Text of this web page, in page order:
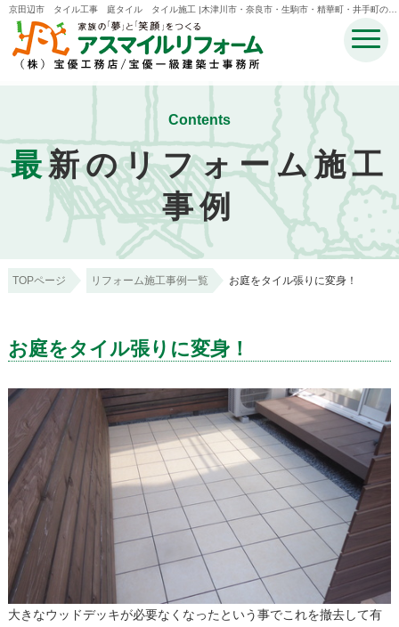
京田辺市 タイル工事 庭タイル タイル施工 |木津川市・奈良市・生駒市・精華町・井手町のリ
フォームのことなら宝優工務店アスマイルリフォーム
Contents
最新のリフォーム施工
事例
TOPページ リフォーム施工事例一覧 お庭をタイル張りに変身！
お庭をタイル張りに変身！
大きなウッドデッキが必要なくなったという事でこれを撤去して有